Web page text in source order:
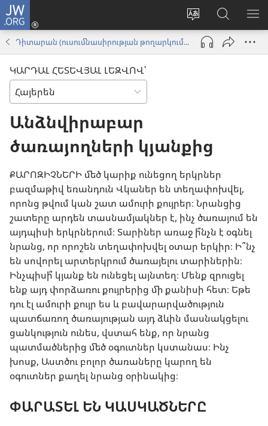
JW.ORG
Փոխել
կայքի
լեզուն
Մուտքագրվել
(բացվում
է
Որոնում
JW.ORG
կայքում
Դիտարան (ուսումնասիրության թողարկում) | Հունվար 2017
ԿԱՐԴԱԼ ՀԵՏԵՎՅԱԼ ԼԵԶՎՈՎ՝
Անձնվիրաբար
ծառայողների կյանքից
ՔԱՐՈԶԻՉՆԵՐԻ մեծ կարիք ունեցող երկրներ
բազմաթիվ եռանդուն Վկաներ են տեղափոխվել,
որոնց թվում կան շատ ամուրի քույրեր։ Նրանցից
շատերը արդեն տասնամյակներ է, ինչ ծառայում են
այդպիսի երկրներում։ Տարիներ առաջ ի՞նչն է օգնել
նրանց, որ որոշեն տեղափոխվել օտար երկիր։ Ի՞նչ
են սովորել արտերկրում ծառայելու տարիներին։
Ինչպիսի՞ կյանք են ունեցել այնտեղ։ Մենք զրուցել
ենք այդ փորձառու քույրերից մի քանիսի հետ։ Եթե
դու էլ ամուրի քույր ես և բավարարվածություն
պատճառող ծառայության այդ ձևին մասնակցելու
ցանկություն ունես, վստահ ենք, որ նրանց
պատմածներից մեծ օգուտներ կստանաս։ Ինչ
խոսք, Աստծու բոլոր ծառաները կարող են
օգուտներ քաղել նրանց օրինակից։
ՓԱՐԱՏԵԼ ԵՆ ԿԱՍԿԱԾՆԵՐԸ